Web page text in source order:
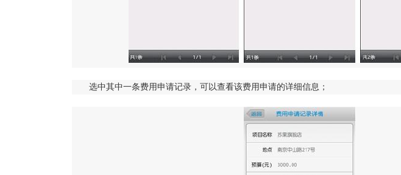
选中其中一条费用申请记录，可以查看该费用申请的详细信息；